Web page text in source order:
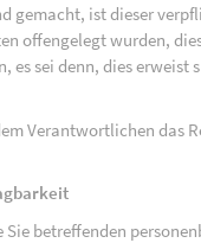
gemacht, ist dieser
offengelegt wurden,
es sei denn, dies
Verantwortlichen das
Sie betreffenden